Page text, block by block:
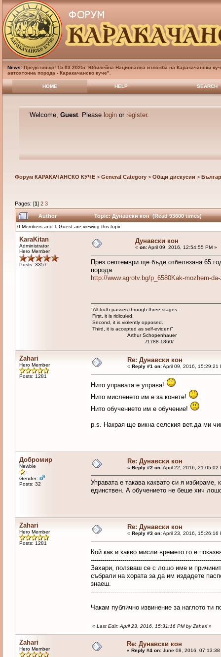
News: Предстоящо! 15.03.2025г. Юбилейна Национална изложба на Каракачански
автохтонна порода - Каракачанско куче".
HOME HELP SEARCH
Welcome, Guest. Please loginor register.
Форум КАРАКАЧАНСКО КУЧЕ> General Category> Общи дискусии >
Pages: [1] 2 3
Author Topic: Дунавски кон (Read 93600 times)
0 Members and 1 Guest are viewing this topic.
KaraKitan
Administrator
Hero Member
Posts: 3357
Дунавски кон
« on:April 09, 2016, 12:54:55 PM »
През септември ще бъде отбелязана 65
порода
http://www.agrotv.bg/p_6580Kak-mozhem-
"All truth passes through three stages.
First, it is ridiculed.
Second, it is violently opposed.
Third, it is accepted as self-evident"
Arthur Schopenhauer
/1788-1860/
Zahari
Hero Member
Posts: 1281
Re: Дунавски кон
« Reply #1 on:April 09, 2016, 15:29:21
Нито управата е управа!
Нито мисленето им е за конете!
Нито обучението им е обучение!
p.s. Накрая ще викна селския вет.да ми
Добромир
Newbie
Gender:
Posts: 32
Re: Дунавски кон
« Reply #2 on:April 22, 2016, 21:05:02
Управата е такава каквато си я
единствен. А обучението не беше хич
Zahari
Hero Member
Posts: 1281
Re: Дунавски кон
« Reply #3 on:April 23, 2016, 15:26:16
Кой как и какво мисли времето го е
Захари, ползваш се с лошо име и
събрали на хората за да им издадете
знаеш.
Чакам публично извинение за наглото ти
« Last Edit: April 23, 2016, 15:31:16 PM by Zahari»
Zahari
Hero Member
Re: Дунавски кон
« Reply #4 on:June 08, 2016, 07:13:38